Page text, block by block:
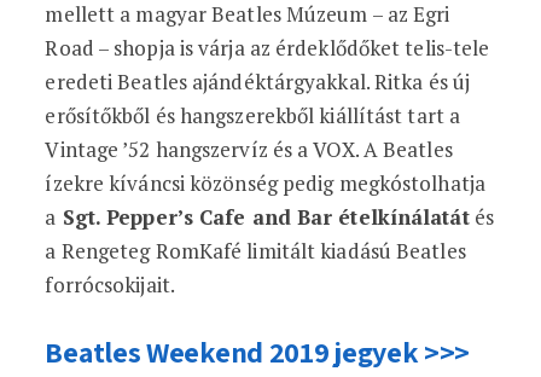
mellett a magyar Beatles Múzeum – az Egri
Road – shopja is várja az érdeklődőket telis-tele
eredeti Beatles ajándéktárgyakkal. Ritka és új
erősítőkből és hangszerekből kiállítást tart a
Vintage ’52 hangszervíz és a VOX. A Beatles
ízekre kíváncsi közönség pedig megkóstolhatja
a Sgt. Pepper’s Cafe and Bar ételkínálatátés
a Rengeteg RomKafé limitált kiadású Beatles
forrócsokijait.
Beatles Weekend 2019 jegyek >>>